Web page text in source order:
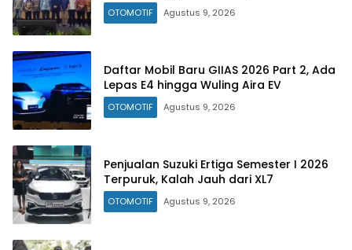
OTOMOTIF Agustus 9, 2026
Daftar Mobil Baru GIIAS 2026 Part 2, Ada
Lepas E4 hingga Wuling Aira EV
OTOMOTIF Agustus 9, 2026
Penjualan Suzuki Ertiga Semester I 2026
Terpuruk, Kalah Jauh dari XL7
OTOMOTIF Agustus 9, 2026